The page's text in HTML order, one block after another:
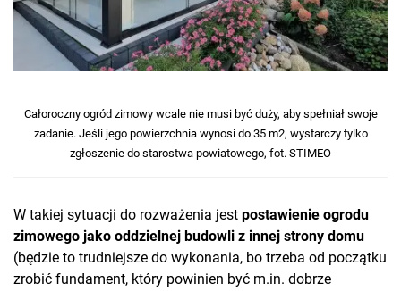
Całoroczny ogród zimowy wcale nie musi być duży, aby spełniał swoje
zadanie. Jeśli jego powierzchnia wynosi do 35 m2, wystarczy tylko
zgłoszenie do starostwa powiatowego, fot. STIMEO
W takiej sytuacji do rozważenia jest postawienie ogrodu
zimowego jako oddzielnej budowli z innej strony domu
(będzie to trudniejsze do wykonania, bo trzeba od początku
zrobić fundament, który powinien być m.in. dobrze